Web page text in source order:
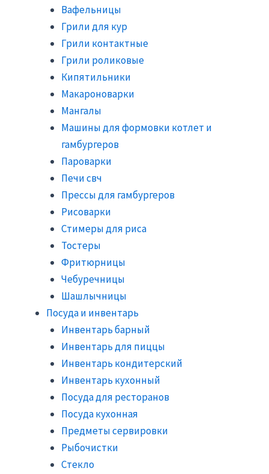
Вафельницы
Грили для кур
Грили контактные
Грили роликовые
Кипятильники
Макароноварки
Мангалы
Машины для формовки котлет и
гамбургеров
Пароварки
Печи свч
Прессы для гамбургеров
Рисоварки
Стимеры для риса
Тостеры
Фритюрницы
Чебуречницы
Шашлычницы
Посуда и инвентарь
Инвентарь барный
Инвентарь для пиццы
Инвентарь кондитерский
Инвентарь кухонный
Посуда для ресторанов
Посуда кухонная
Предметы сервировки
Рыбочистки
Стекло